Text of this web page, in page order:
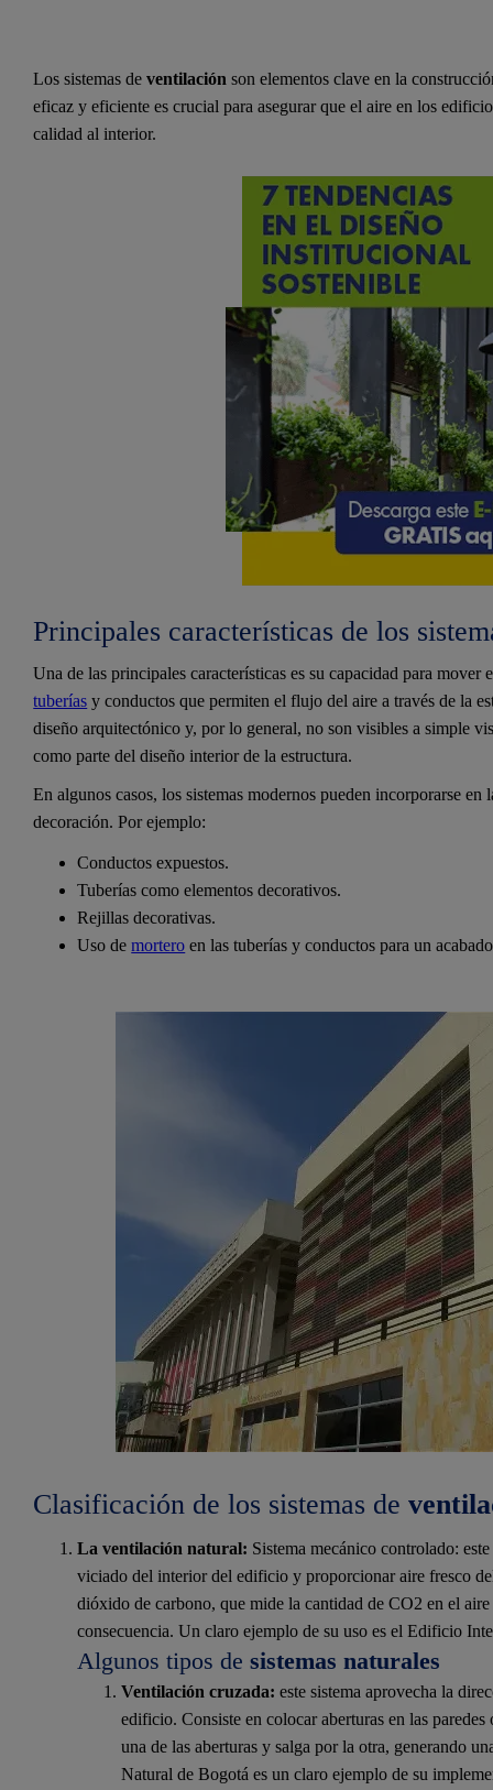
Los sistemas de ventilaciónson elementos clave en la
eficaz y eficiente es crucial para asegurar que el aire en los
calidad al interior.
Principales características de los
Una de las principales características es su capacidad para
tuberías y conductos que permiten el flujo del aire a través de la
diseño arquitectónico y, por lo general, no son visibles a simple
como parte del diseño interior de la estructura.
En algunos casos, los sistemas modernos pueden incorporarse
decoración. Por ejemplo:
Conductos expuestos.
Tuberías como elementos decorativos.
Rejillas decorativas.
Uso demortero en las tuberías y conductos para un
Clasificación de los sistemas de
La ventilación natural: Sistema mecánico controlado:
viciado del interior del edificio y proporcionar aire fresco
dióxido de carbono, que mide la cantidad de CO2 en el
consecuencia. Un claro ejemplo de su uso es el Edificio
Algunos tipos desistemas naturales
Ventilación cruzada: este sistema aprovecha la
edificio. Consiste en colocar aberturas en las
una de las aberturas y salga por la otra, generando
Natural de Bogotá es un claro ejemplo de su